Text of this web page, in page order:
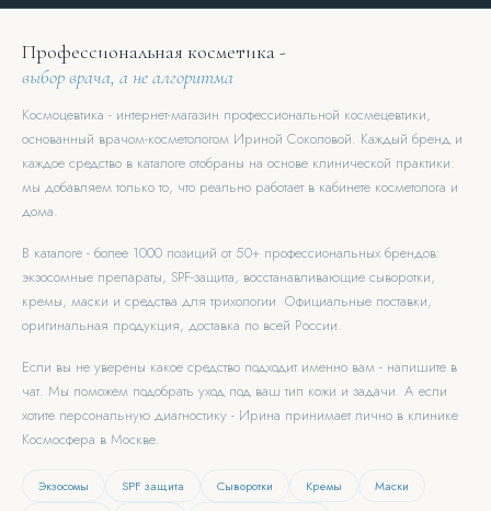
Профессиональная косметика -
выбор врача, а не алгоритма
Космоцевтика - интернет-магазин профессиональной космецевтики,
основанный врачом-косметологом Ириной Соколовой. Каждый бренд и
каждое средство в каталоге отобраны на основе клинической практики:
мы добавляем только то, что реально работает в кабинете косметолога и
дома.
В каталоге - более 1000 позиций от 50+ профессиональных брендов:
экзосомные препараты, SPF-защита, восстанавливающие сыворотки,
кремы, маски и средства для трихологии. Официальные поставки,
оригинальная продукция, доставка по всей России.
Если вы не уверены какое средство подходит именно вам - напишите в
чат. Мы поможем подобрать уход под ваш тип кожи и задачи. А если
хотите персональную диагностику - Ирина принимает лично в клинике
Космосфера в Москве.
Экзосомы SPF защита Сыворотки Кремы
Маски